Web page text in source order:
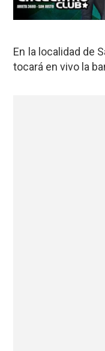
En la localidad de
tocará en vivo la